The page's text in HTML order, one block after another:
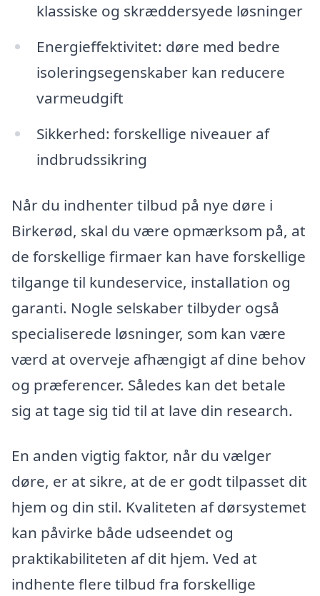
klassiske og skræddersyede løsninger
Energieffektivitet: døre med bedre
isoleringsegenskaber kan reducere
varmeudgift
Sikkerhed: forskellige niveauer af
indbrudssikring
Når du indhenter tilbud på nye døre i
Birkerød, skal du være opmærksom på, at
de forskellige firmaer kan have forskellige
tilgange til kundeservice, installation og
garanti. Nogle selskaber tilbyder også
specialiserede løsninger, som kan være
værd at overveje afhængigt af dine behov
og præferencer. Således kan det betale
sig at tage sig tid til at lave din research.
En anden vigtig faktor, når du vælger
døre, er at sikre, at de er godt tilpasset dit
hjem og din stil. Kvaliteten af ​​dørsystemet
kan påvirke både udseendet og
praktikabiliteten af dit hjem. Ved at
indhente flere tilbud fra forskellige